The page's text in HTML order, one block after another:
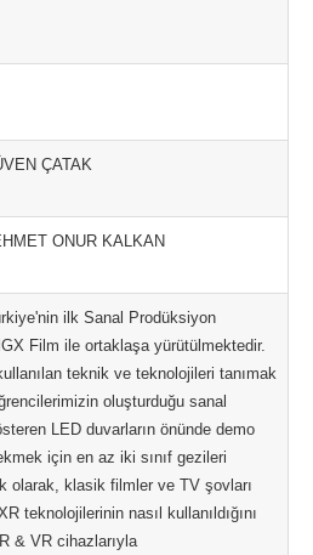
ÇATAK
ONUR KALKAN
ilk Sanal Prodüksiyon
Film ile ortaklaşa yürütülmektedir.
teknik ve teknolojileri tanımak
oluşturduğu sanal
LED duvarların önünde demo
için en az iki sınıf gezileri
olarak, klasik filmler ve TV şovları
teknolojilerinin nasıl kullanıldığını
& VR cihazlarıyla